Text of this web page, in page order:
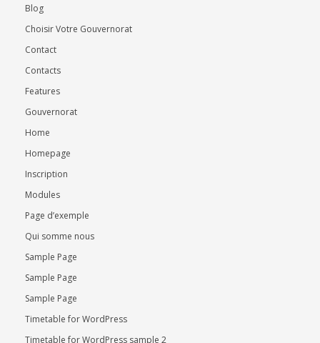
Blog
Choisir Votre Gouvernorat
Contact
Contacts
Features
Gouvernorat
Home
Homepage
Inscription
Modules
Page d’exemple
Qui somme nous
Sample Page
Sample Page
Sample Page
Timetable for WordPress
Timetable for WordPress sample 2